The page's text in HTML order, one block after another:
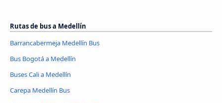
Rutas de bus a Medellín
Barrancabermeja Medellín Bus
Bus Bogotá a Medellín
Buses Cali a Medellín
Carepa Medellín Bus